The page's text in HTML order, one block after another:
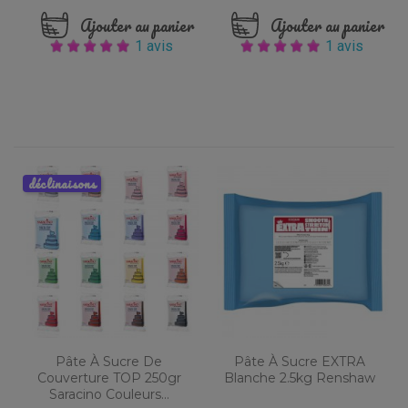
Ajouter au panier
1 avis
Ajouter au panier
1 avis
Pâte À Sucre De
Couverture TOP 250gr
Saracino Couleurs...
déclinaisons
Pâte À Sucre EXTRA
Blanche 2.5kg Renshaw